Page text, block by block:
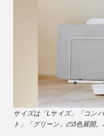
サイズは「Lサイズ」「コン
ト」「グリーン」の3色展開